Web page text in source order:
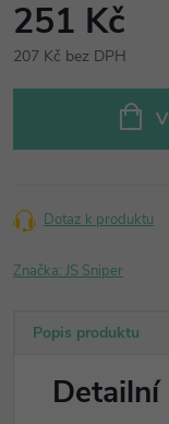
251 Kč
207 Kč bez DPH
Dotaz k produktu
Značka: JS Sniper
Popis produktu